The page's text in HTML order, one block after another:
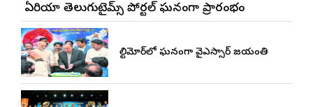
బే ఏరియా తెలుగుటైమ్స్ పోర్టల్ ఘనంగా ప్రారంభం
బాల్టిమోర్‌లో ఘనంగా వైఎస్సార్‌ జయంతి